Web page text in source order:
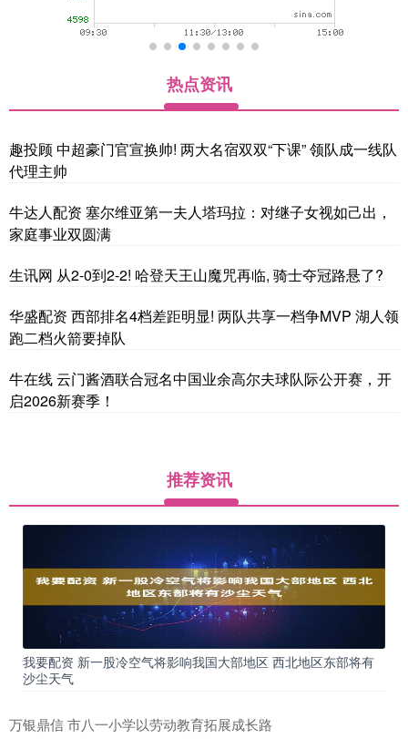
热点资讯
趣投顾 中超豪门官宣换帅! 两大名宿双双“下课” 领队成一线队
代理主帅
牛达人配资 塞尔维亚第一夫人塔玛拉：对继子女视如己出，
家庭事业双圆满
生讯网 从2-0到2-2! 哈登天王山魔咒再临, 骑士夺冠路悬了?
华盛配资 西部排名4档差距明显! 两队共享一档争MVP 湖人领
跑二档火箭要掉队
牛在线 云门酱酒联合冠名中国业余高尔夫球队际公开赛，开
启2026新赛季！
推荐资讯
我要配资 新一股冷空气将影响我国大部地区 西北地区东部将有
沙尘天气
万银鼎信 市八一小学以劳动教育拓展成长路